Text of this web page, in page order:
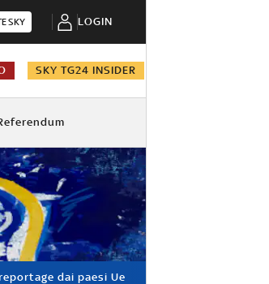
SKY LOGIN
SKY TG24 INSIDER
dai paesi Ue